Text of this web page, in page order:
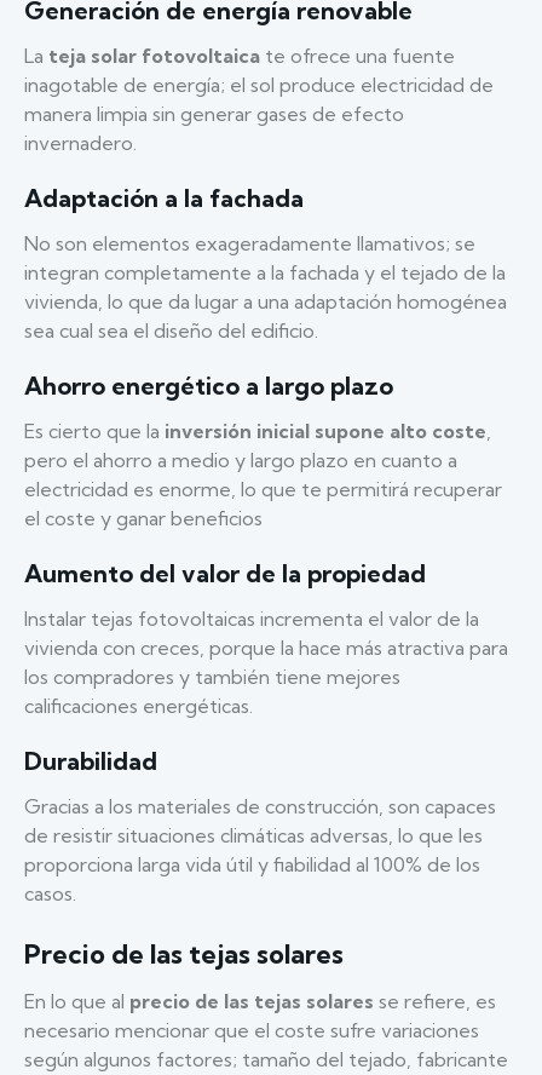
Generación de energía renovable
La teja solar fotovoltaica te ofrece una fuente
inagotable de energía; el sol produce electricidad de
manera limpia sin generar gases de efecto
invernadero.
Adaptación a la fachada
No son elementos exageradamente llamativos; se
integran completamente a la fachada y el tejado de la
vivienda, lo que da lugar a una adaptación homogénea
sea cual sea el diseño del edificio.
Ahorro energético a largo plazo
Es cierto que la inversión inicial supone alto coste,
pero el ahorro a medio y largo plazo en cuanto a
electricidad es enorme, lo que te permitirá recuperar
el coste y ganar beneficios
Aumento del valor de la propiedad
Instalar tejas fotovoltaicas incrementa el valor de la
vivienda con creces, porque la hace más atractiva para
los compradores y también tiene mejores
calificaciones energéticas.
Durabilidad
Gracias a los materiales de construcción, son capaces
de resistir situaciones climáticas adversas, lo que les
proporciona larga vida útil y fiabilidad al 100% de los
casos.
Precio de las tejas solares
En lo que al precio de las tejas solares se refiere, es
necesario mencionar que el coste sufre variaciones
según algunos factores; tamaño del tejado, fabricante